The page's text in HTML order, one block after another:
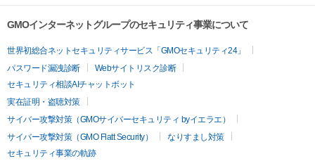
GMOインターネットグループのセキュリティ事業について
世界初総合ネットセキュリティサービス「GMOセキュリティ24」
パスワード漏洩診断
Webサイトリスク診断
セキュリティ相談AIチャットボット
実在証明・盗聴対策
サイバー攻撃対策（GMOサイバーセキュリティ byイエラエ）
サイバー攻撃対策（GMO Flatt Security）
なりすまし対策
セキュリティ事業の軌跡